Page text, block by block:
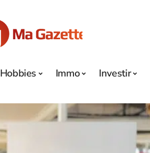
Hobbies Immo Investir